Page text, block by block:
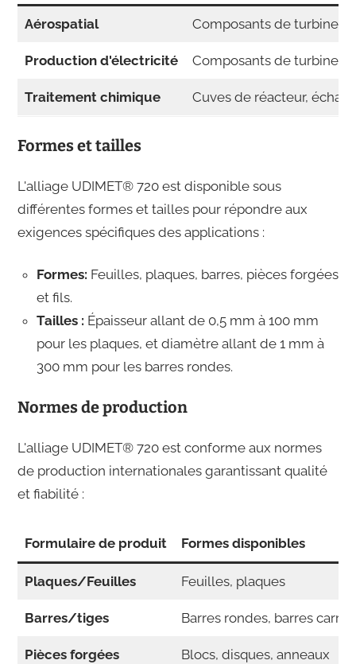
Aérospatial Composants de turbine à
Production d'électricité Composants de turbines
Traitement chimique Cuves de réacteur,
Formes et tailles
L'alliage UDIMET® 720 est disponible sous
différentes formes et tailles pour répondre aux
exigences spécifiques des applications :
Formes: Feuilles, plaques, barres, pièces forgées
et fils.
Tailles : Épaisseur allant de 0,5 mm à 100 mm
pour les plaques, et diamètre allant de 1 mm à
300 mm pour les barres rondes.
Normes de production
L'alliage UDIMET® 720 est conforme aux normes
de production internationales garantissant qualité
et fiabilité :
Formulaire de produit Formes disponibles
Plaques/Feuilles Feuilles, plaques
Barres/tiges Barres rondes, barres
Pièces forgées Blocs, disques, anneaux